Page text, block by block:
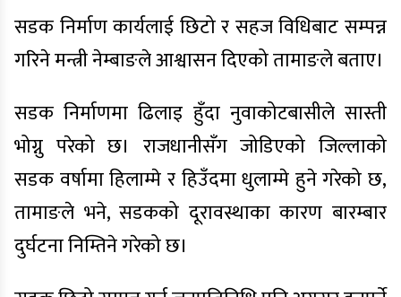
सडक निर्माण कार्यलाई छिटो र सहज विधिबाट सम्पन्न
गरिने मन्त्री नेम्बाङले आश्वासन दिएको तामाङले बताए।
सडक निर्माणमा ढिलाइ हुँदा नुवाकोटबासीले सास्ती
भोग्नु परेको छ। राजधानीसँग जोडिएको जिल्लाको
सडक वर्षामा हिलाम्मे र हिउँदमा धुलाम्मे हुने गरेको छ,
तामाङले भने, सडकको दूरावस्थाका कारण बारम्बार
दुर्घटना निम्तिने गरेको छ।